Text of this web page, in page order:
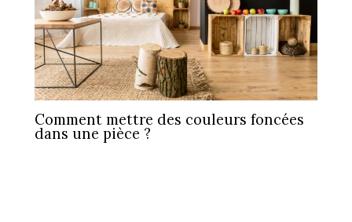
Comment mettre des couleurs foncées
dans une pièce ?